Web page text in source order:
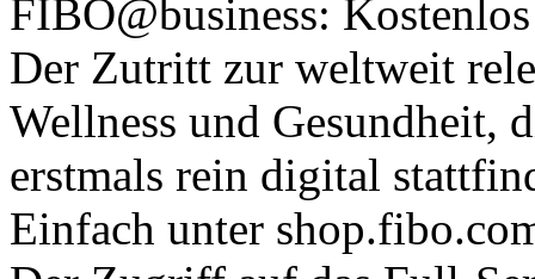
FIBO@business:
Der Zutritt zur weltweit
Wellness und Gesundheit,
erstmals rein digital
Einfach unter